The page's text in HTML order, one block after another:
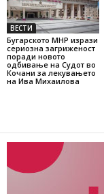
ВЕСТИ
Бугарското МНР изрази
сериозна загриженост
поради новото
одбивање на Судот во
Кочани за лекувањето
на Ива Михаилова